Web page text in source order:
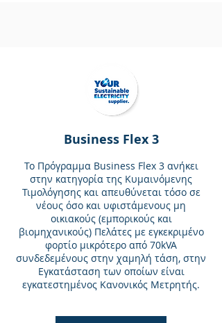
Business Flex 3
Το Πρόγραμμα Business Flex 3 ανήκει
στην κατηγορία της Κυμαινόμενης
Τιμολόγησης και απευθύνεται τόσο σε
νέους όσο και υφιστάμενους μη
οικιακούς (εμπορικούς και
βιομηχανικούς) Πελάτες με εγκεκριμένο
φορτίο μικρότερο από 70kVA
συνδεδεμένους στην χαμηλή τάση, στην
Εγκατάσταση των οποίων είναι
εγκατεστημένος Κανονικός Μετρητής.